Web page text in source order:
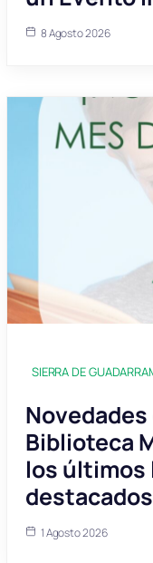
8 Agosto 2026
SIERRA DE
Biblioteca
los últimos
destacados
1 Agosto 2026